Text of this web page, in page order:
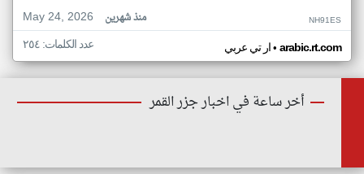
May 24, 2026
منذ شهرين NH91ES
ار تي عربي• arabic.rt.com عدد الكلمات: ٢٥٤
أخر ساعة في اخبار جزر القمر